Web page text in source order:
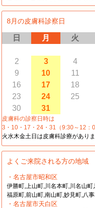
8月の皮膚科診察日
日 月 火
2
3 4
9
10 11
16
17 18
23
24 25
30
31
皮膚科の診察日時は
3・10・17・24・31（9:30～12：
火水木金土日は皮膚科診療がありま
よくご来院される方の地域
・名古屋市昭和区
伊勝町,上山町,川名本町,川名山
福原町,前山町,南山町,妙見町,八
・名古屋市天白区